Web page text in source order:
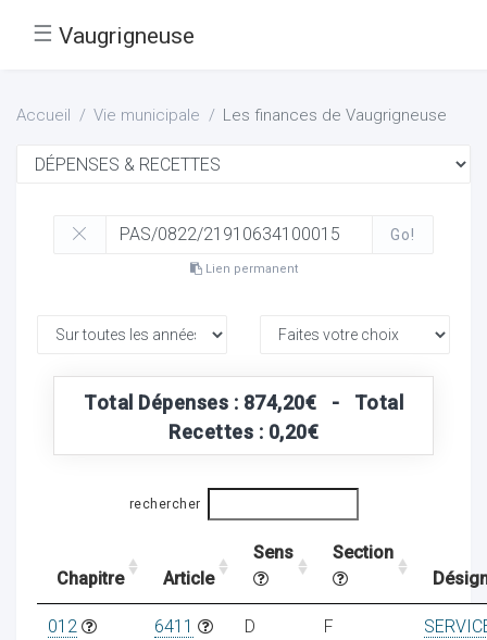
☰ Vaugrigneuse
Accueil Vie municipale Les finances de Vaugrigneuse
Go!
Lien permanent
Total Dépenses : 874,20€ - Total
Recettes : 0,20€
rechercher
Chapitre Article
Sens
Section
012 6411 D F